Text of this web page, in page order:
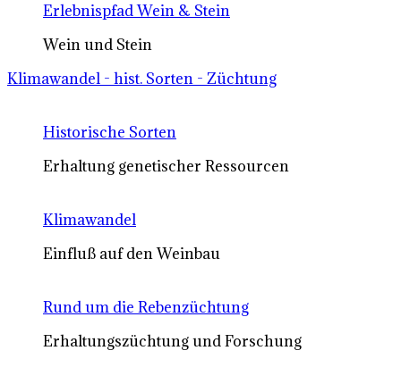
Erlebnispfad Wein & Stein
Wein und Stein
Klimawandel - hist. Sorten - Züchtung
Historische Sorten
Erhaltung genetischer Ressourcen
Klimawandel
Einfluß auf den Weinbau
Rund um die Rebenzüchtung
Erhaltungszüchtung und Forschung